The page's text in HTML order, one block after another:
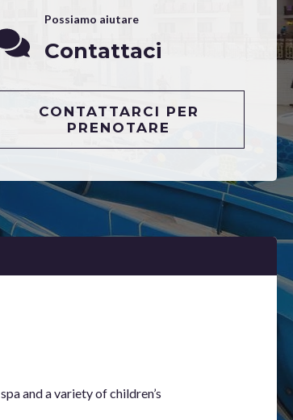
Possiamo aiutare
Contattaci
CONTATTARCI PER
PRENOTARE
and a variety of children’s